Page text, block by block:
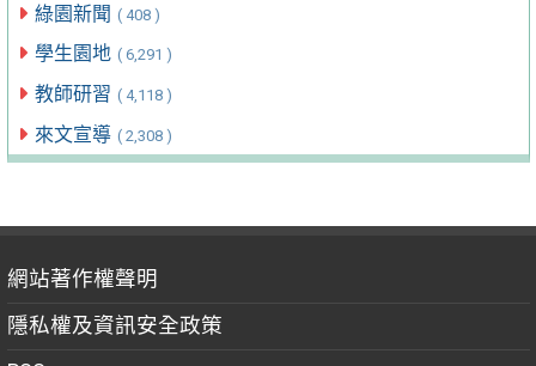
綠園新聞 ( 408 )
學生園地 ( 6,291 )
教師研習 ( 4,118 )
來文宣導 ( 2,308 )
網站著作權聲明
隱私權及資訊安全政策